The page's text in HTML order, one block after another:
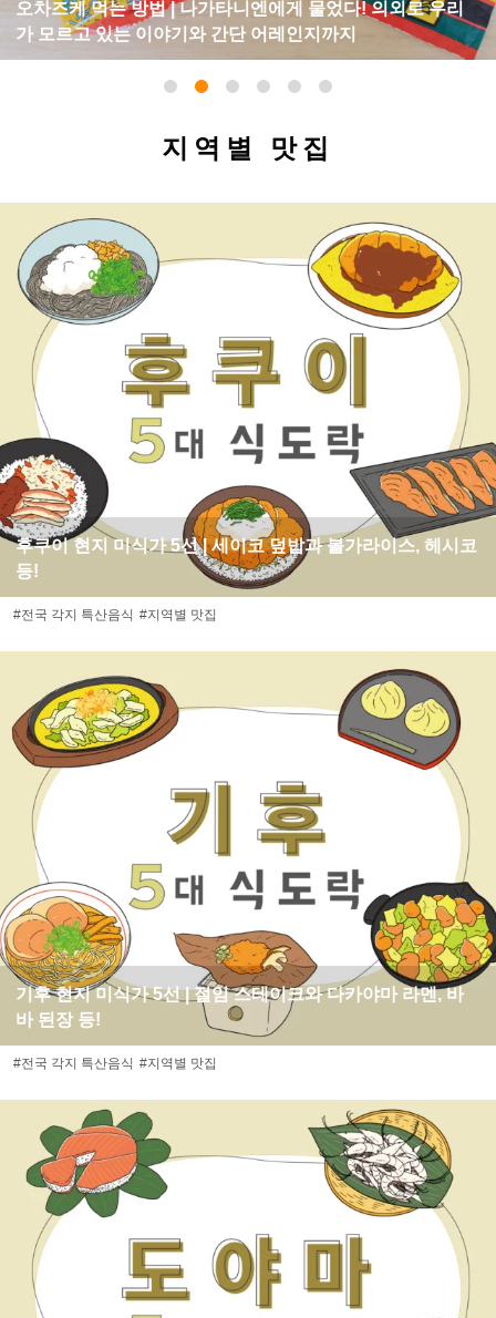
아부라 소바 먹는 법 | 일본 도쿄 원조의 본고장 면으로 유명
한
지역별 맛집
후쿠이 현지 미식가 5선 | 세이코 덮밥과 볼가라이스, 헤시코
등!
#전국 각지 특산음식 #지역별 맛집
기후 현지 미식가 5선 | 절임 스테이크와 다카야마 라멘, 바
바 된장 등!
#전국 각지 특산음식 #지역별 맛집